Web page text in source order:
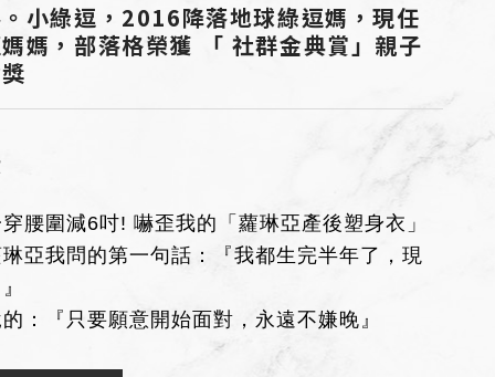
小綠逗，2016降落地球綠逗媽，現任
媽，部落格榮獲 「 社群金典賞」親子
腰圍減6吋! 嚇歪我的「蘿琳亞產後塑身衣」
亞我問的第一句話：『我都生完半年了，現
：『只要願意開始面對，永遠不嫌晚』